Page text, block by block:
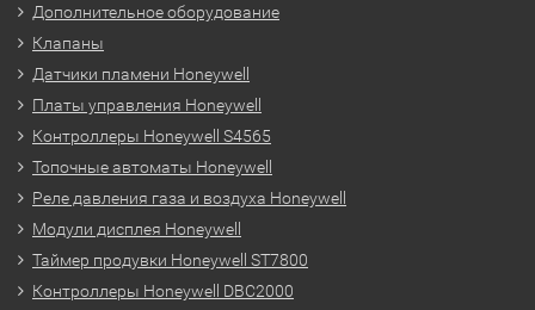
Дополнительное оборудование
Клапаны
Датчики пламени Honeywell
Платы управления Honeywell
Контроллеры Honeywell S4565
Топочные автоматы Honeywell
Реле давления газа и воздуха Honeywell
Модули дисплея Honeywell
Таймер продувки Honeywell ST7800
Контроллеры Honeywell DBC2000